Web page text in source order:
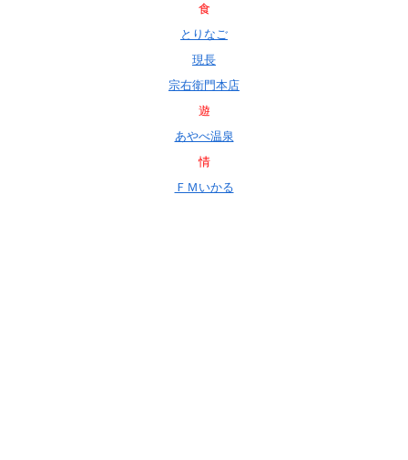
食
とりなご
現長
宗右衛門本店
遊
あやべ温泉
情
ＦＭいかる